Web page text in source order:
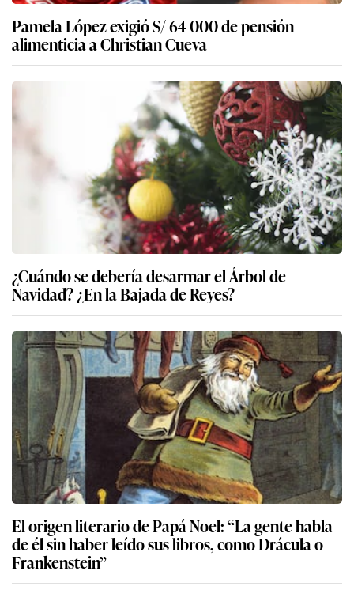
Pamela López exigió S/ 64 000 de pensión
alimenticia a Christian Cueva
¿Cuándo se debería desarmar el Árbol de
Navidad? ¿En la Bajada de Reyes?
El origen literario de Papá Noel: “La gente habla
de él sin haber leído sus libros, como Drácula o
Frankenstein”